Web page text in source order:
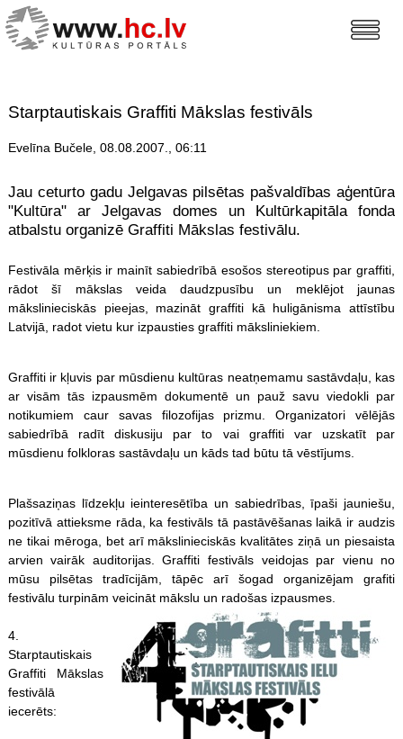
Starptautiskais Graffiti Mākslas festivāls
Evelīna Bučele, 08.08.2007., 06:11
Jau ceturto gadu Jelgavas pilsētas pašvaldības aģentūra
"Kultūra" ar Jelgavas domes un Kultūrkapitāla fonda
atbalstu organizē Graffiti Mākslas festivālu.
Festivāla mērķis ir mainīt sabiedrībā esošos stereotipus par graffiti,
rādot šī mākslas veida daudzpusību un meklējot jaunas
mākslinieciskās pieejas, mazināt graffiti kā huligānisma attīstību
Latvijā, radot vietu kur izpausties graffiti māksliniekiem.
Graffiti ir kļuvis par mūsdienu kultūras neatņemamu sastāvdaļu, kas
ar visām tās izpausmēm dokumentē un pauž savu viedokli par
notikumiem caur savas filozofijas prizmu. Organizatori vēlējās
sabiedrībā radīt diskusiju par to vai graffiti var uzskatīt par
mūsdienu folkloras sastāvdaļu un kāds tad būtu tā vēstījums.
Plašsaziņas līdzekļu ieinteresētība un sabiedrības, īpaši jauniešu,
pozitīvā attieksme rāda, ka festivāls tā pastāvēšanas laikā ir audzis
ne tikai mēroga, bet arī mākslinieciskās kvalitātes ziņā un piesaista
arvien vairāk auditorijas. Graffiti festivāls veidojas par vienu no
mūsu pilsētas tradīcijām, tāpēc arī šogad organizējam grafiti
festivālu turpinām veicināt mākslu un radošas izpausmes.
4.
Starptautiskais
Graffiti Mākslas
festivālā
iecerēts: